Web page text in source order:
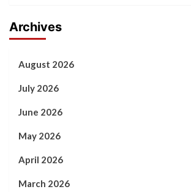
Archives
August 2026
July 2026
June 2026
May 2026
April 2026
March 2026